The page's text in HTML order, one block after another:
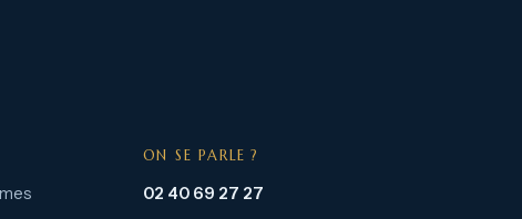
ON SE PARLE ?
02 40 69 27 27